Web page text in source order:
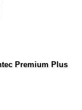
Premium Plus